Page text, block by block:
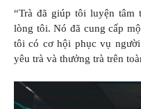
“Trà đã giúp tôi luyện tâm
lòng tôi. Nó đã cung cấp
tôi có cơ hội phục vụ
yêu trà và thưởng trà trên